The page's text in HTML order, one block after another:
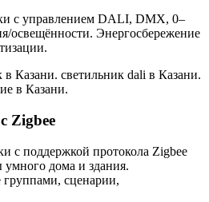
с управлением DALI, DMX, 0–
освещённости. Энергосбережение
Казани. светильник dali в Казани.
в Казани.
Zigbee
с поддержкой протокола Zigbee
умного дома и здания.
группами, сценарии,